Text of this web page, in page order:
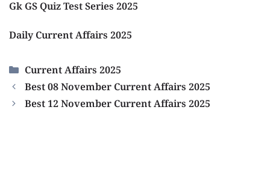
Gk GS Quiz Test Series 2025
Daily Current Affairs 2025
Categories
Current Affairs 2025
Best 08 November Current Affairs 2025
Best 12 November Current Affairs 2025